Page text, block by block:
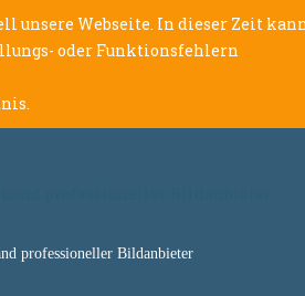
unsere Webseite. In dieser Zeit
oder Funktionsfehlern
professioneller Bildanbieter